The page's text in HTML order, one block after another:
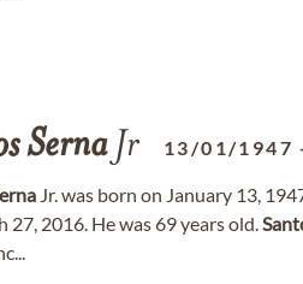
SernaJr 13/01/1947
Jr. was born on January 13,
27, 2016. He was 69 years old.